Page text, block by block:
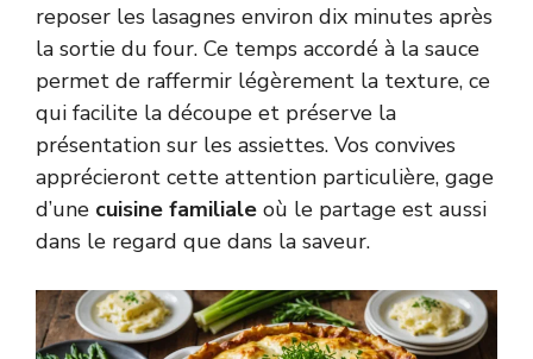
reposer les lasagnes environ dix minutes après
la sortie du four. Ce temps accordé à la sauce
permet de raffermir légèrement la texture, ce
qui facilite la découpe et préserve la
présentation sur les assiettes. Vos convives
apprécieront cette attention particulière, gage
d’une cuisine familiale où le partage est aussi
dans le regard que dans la saveur.